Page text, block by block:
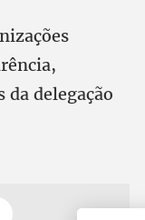
da delegação